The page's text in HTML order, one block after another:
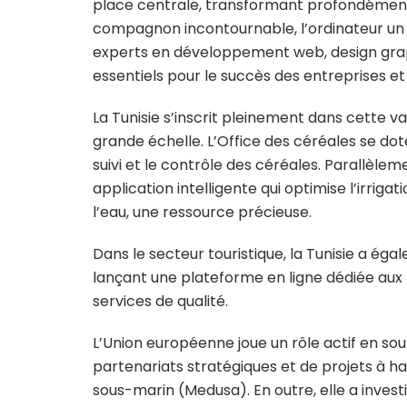
place centrale, transformant
compagnon incontournable, l’ordinateur
experts en développement web, design
essentiels pour le succès des entreprises
La Tunisie s’inscrit pleinement dans cette
grande échelle. L’Office des céréales se
suivi et le contrôle des céréales.
application intelligente qui optimise
l’eau, une ressource précieuse.
Dans le secteur touristique, la Tunisie a
lançant une plateforme en ligne dédiée
services de qualité.
L’Union européenne joue un rôle actif en
partenariats stratégiques et de projets à
sous-marin (Medusa). En outre, elle a